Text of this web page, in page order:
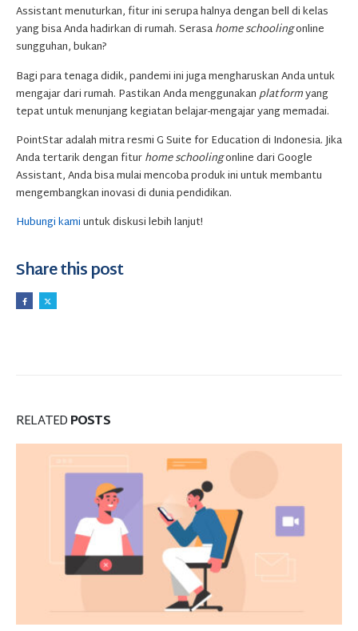
Assistant menuturkan, fitur ini serupa halnya dengan bell di kelas
yang bisa Anda hadirkan di rumah. Serasahome schoolingonline
sungguhan, bukan?
Bagi para tenaga didik, pandemi ini juga mengharuskan Anda untuk
mengajar dari rumah. Pastikan Anda menggunakanplatformyang
tepat untuk menunjang kegiatan belajar-mengajar yang memadai.
PointStar adalah mitra resmi G Suite for Education di Indonesia. Jika
Anda tertarik dengan fiturhome schoolingonline dari Google
Assistant, Anda bisa mulai mencoba produk ini untuk membantu
mengembangkan inovasi di dunia pendidikan.
Hubungi kamiuntuk diskusi lebih lanjut!
Share this post
RELATEDPOSTS